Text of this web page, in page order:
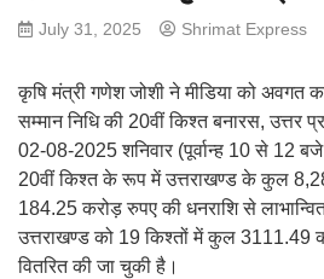
July 31, 2025 Shrimat Express
कृषि मंत्री गणेश जोशी ने मीडिया को अवगत
सम्मान निधि की 20वीं किश्त बनारस, उत्तर
02-08-2025 शनिवार (पूर्वान्ह 10 से 12
20वीं किश्त के रूप में उत्तराखण्ड के कुल
184.25 करोड़ रुपए की धनराशि से
उत्तराखण्ड को 19 किश्तों में कुल 3111.49
वितरित की जा चुकी है।